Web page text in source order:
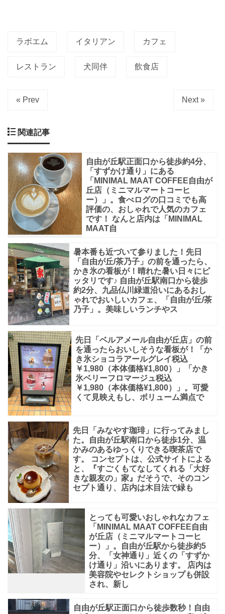
て
店
は
天
井
も
高
く、
席
数
も
多
く
あ
り
デ
ー
ト、
ご
家
族
や
お
友
達
と
の
利
用
に
も
お
め
ラボエム イタリアン カフェ
レストラン 犬同伴 飲食店
« Prev Next »
関連記事
自由が丘駅正面口から徒歩約4分、
「すずかけ通り」にある
「MINIMAL MAAT COFFEE自由が
丘店（ミニマルマートコーヒ
ー）」。食べログの口コミでも高
評価の、おしゃれで人気のカフェ
です！ なんと店内は「MINIMAL
MAAT自
暑本番も近づいて参りました！先日
「自由が丘/茶乃子」の前を通ったら、
かき氷の看板が！晴れた暑い日々にピ
ッタリです♪ 自由が丘駅南口から徒歩
約2分、九品仏川緑道沿いにあるおし
ゃれでおいしいカフェ、「自由が丘/茶
乃子」。美味しいランチやス
先日「ベルアメール自由が丘店」の前
を通ったらおいしそうな看板が！「か
き氷ショコラアールグレイ税込
￥1,980（本体価格¥1,800）」「かき
氷ベリーフロマージュ税込
￥1,980（本体価格¥1,800）」。可愛
くて見映えもし、ボリューム満点で
先日「みなやす珈琲」に行ってみまし
た。自由が丘駅南口から徒歩1分、温
かみのあるゆっくりできる喫茶店で
す。 コンセプトは、公式サイトによる
と、『すごくもてなしてくれる「大好
きな親友の」家』だそうで、そのコン
セプト通り、店内は木目法で緑も
とっても可愛いおしゃれなカフェ
「MINIMAL MAAT COFFEE自由
が丘店（ミニマルマートコーヒ
ー）」。自由が丘駅から徒歩約5
分、「女神通り」近くの「すずか
け通り」沿いにあります。 店内は
美容院やセレクトショップも併設
され、新し
自由が丘駅正面口から徒歩数秒！自由